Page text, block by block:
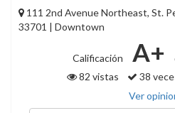
111 2nd Avenue Northeast, St.
33701 | Downtown
Calificación A+
82 vistas
38
Ver